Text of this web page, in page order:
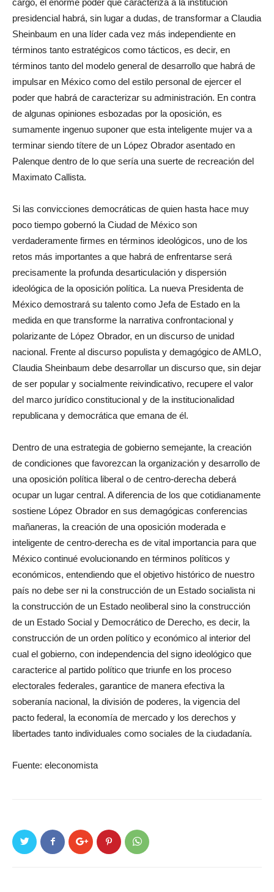
presidencial habrá, sin lugar a dudas, de transformar a Claudia
Sheinbaum en una líder cada vez más independiente en
términos tanto estratégicos como tácticos, es decir, en
términos tanto del modelo general de desarrollo que habrá de
impulsar en México como del estilo personal de ejercer el
poder que habrá de caracterizar su administración. En contra
de algunas opiniones esbozadas por la oposición, es
sumamente ingenuo suponer que esta inteligente mujer va a
terminar siendo títere de un López Obrador asentado en
Palenque dentro de lo que sería una suerte de recreación del
Maximato Callista.
Si las convicciones democráticas de quien hasta hace muy
poco tiempo gobernó la Ciudad de México son
verdaderamente firmes en términos ideológicos, uno de los
retos más importantes a que habrá de enfrentarse será
precisamente la profunda desarticulación y dispersión
ideológica de la oposición política. La nueva Presidenta de
México demostrará su talento como Jefa de Estado en la
medida en que transforme la narrativa confrontacional y
polarizante de López Obrador, en un discurso de unidad
nacional. Frente al discurso populista y demagógico de AMLO,
Claudia Sheinbaum debe desarrollar un discurso que, sin dejar
de ser popular y socialmente reivindicativo, recupere el valor
del marco jurídico constitucional y de la institucionalidad
republicana y democrática que emana de él.
Dentro de una estrategia de gobierno semejante, la creación
de condiciones que favorezcan la organización y desarrollo de
una oposición política liberal o de centro-derecha deberá
ocupar un lugar central. A diferencia de los que cotidianamente
sostiene López Obrador en sus demagógicas conferencias
mañaneras, la creación de una oposición moderada e
inteligente de centro-derecha es de vital importancia para que
México continué evolucionando en términos políticos y
económicos, entendiendo que el objetivo histórico de nuestro
país no debe ser ni la construcción de un Estado socialista ni
la construcción de un Estado neoliberal sino la construcción
de un Estado Social y Democrático de Derecho, es decir, la
construcción de un orden político y económico al interior del
cual el gobierno, con independencia del signo ideológico que
caracterice al partido político que triunfe en los proceso
electorales federales, garantice de manera efectiva la
soberanía nacional, la división de poderes, la vigencia del
pacto federal, la economía de mercado y los derechos y
libertades tanto individuales como sociales de la ciudadanía.
Fuente: eleconomista